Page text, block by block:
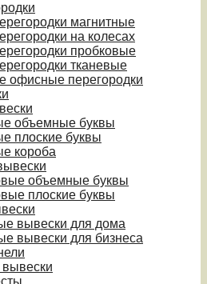
магнитные
на колесах
пробковые
тканевые
офисные перегородки
объемные буквы
плоские буквы
короба
объемные буквы
плоские буквы
вывески для дома
вывески для бизнеса